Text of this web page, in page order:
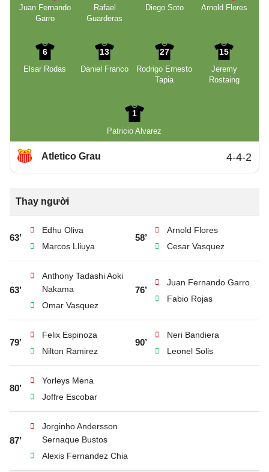
Juan Fernando
Garro
Rafael
Guarderas
Diego Soto Arnold Flores
6
Elsar Rodas
13
Daniel Franco
27
Rodrigo Ernesto
Tapia
15
Jeremy
Rostaing
1
Patricio Alvarez
Atletico Grau 4-4-2
Thay người
63’
Edhu Oliva
Marcos Lliuya
58’
Arnold Flores
Cesar Vasquez
63’
Anthony Tadashi Aoki
Nakama
Omar Vasquez
76’
Juan Fernando Garro
Fabio Rojas
79’
Felix Espinoza
Nilton Ramirez
90’
Neri Bandiera
Leonel Solis
80’
Yorleys Mena
Joffre Escobar
87’
Jorginho Andersson
Sernaque Bustos
Alexis Fernandez Chia